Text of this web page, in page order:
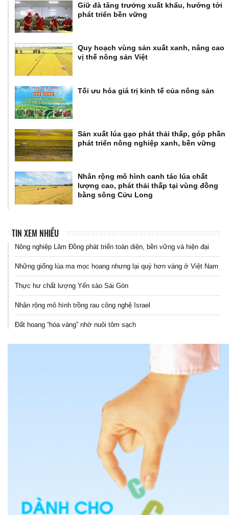
Giữ đà tăng trưởng xuất khẩu, hướng tới
phát triển bền vững
Quy hoạch vùng sản xuất xanh, nâng cao
vị thế nông sản Việt
Tối ưu hóa giá trị kinh tế của nông sản
Sản xuất lúa gạo phát thải thấp, góp phần
phát triển nông nghiệp xanh, bền vững
Nhân rộng mô hình canh tác lúa chất
lượng cao, phát thải thấp tại vùng đồng
bằng sông Cửu Long
TIN XEM NHIỀU
Nông nghiệp Lâm Đồng phát triển toàn diện, bền vững và hiện đại
Những giống lúa ma mọc hoang nhưng lại quý hơn vàng ở Việt Nam
Thực hư chất lượng Yến sào Sài Gòn
Nhân rộng mô hình trồng rau công nghệ Israel
Đất hoang “hóa vàng” nhờ nuôi tôm sạch